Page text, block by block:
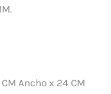
Ancho x 24 CM